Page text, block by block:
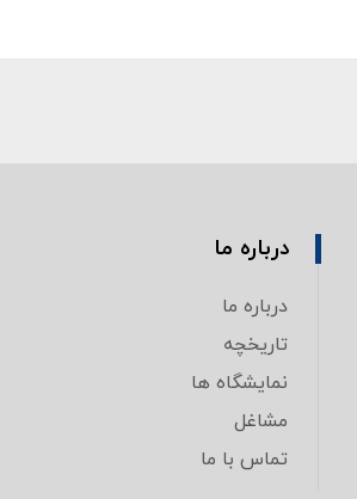
درباره ما
درباره ما
تاریخچه
نمایشگاه ها
مشاغل
تماس با ما